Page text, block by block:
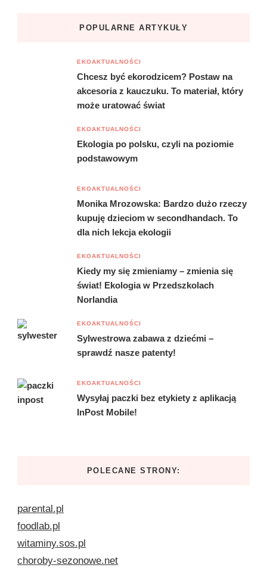
POPULARNE ARTYKUŁY
EKOAKTUALNOŚCI
Chcesz być ekorodzicem? Postaw na
akcesoria z kauczuku. To materiał, który
może uratować świat
EKOAKTUALNOŚCI
Ekologia po polsku, czyli na poziomie
podstawowym
EKOAKTUALNOŚCI
Monika Mrozowska: Bardzo dużo rzeczy
kupuję dzieciom w secondhandach. To
dla nich lekcja ekologii
EKOAKTUALNOŚCI
Kiedy my się zmieniamy – zmienia się
świat! Ekologia w Przedszkolach
Norlandia
EKOAKTUALNOŚCI
Sylwestrowa zabawa z dziećmi –
sprawdź nasze patenty!
EKOAKTUALNOŚCI
Wysyłaj paczki bez etykiety z aplikacją
InPost Mobile!
POLECANE STRONY:
parental.pl
foodlab.pl
witaminy.sos.pl
choroby-sezonowe.net